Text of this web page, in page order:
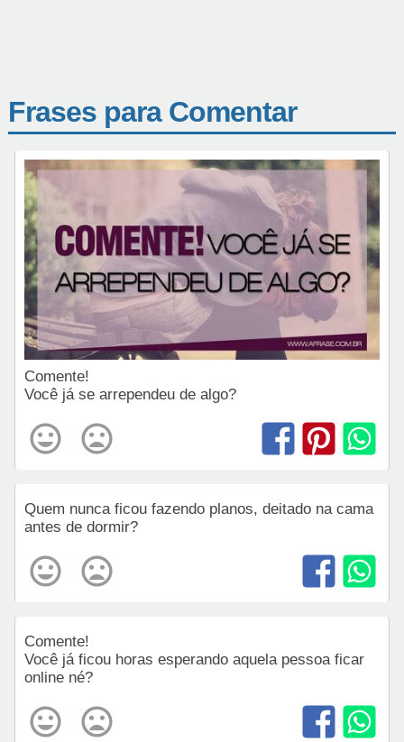
Frases para Comentar
Comente!
Você já se arrependeu de algo?
Quem nunca ficou fazendo planos, deitado na cama
antes de dormir?
Comente!
Você já ficou horas esperando aquela pessoa ficar
online né?